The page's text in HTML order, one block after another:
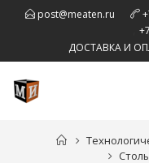
post@meaten.ru
ДОСТАВКА И